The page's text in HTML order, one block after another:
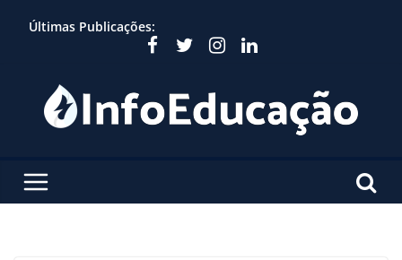
Últimas Publicações: